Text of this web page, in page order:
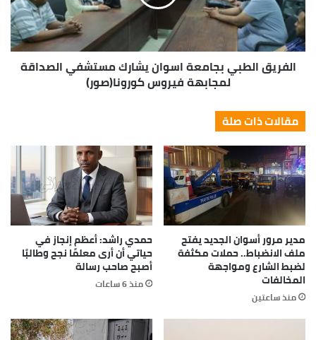
الفريق الطبي بجامعة اسوان يشارك مستشفي الصداقة
لمجابهة فيروس كورونا(صور)
مقالات ذات صلة
مدير مرور أسوان الجديد يفتح
ملف الانضباط.. حملات مكثفة
لضبط الشارع ومواجهة
المخالفات
منذ ساعتين
حمدي راشد: أعظم إنجاز في
حياتي أن أرى معلمًا نجح وطالبًا
أصبح صاحب رسالة
منذ 6 ساعات